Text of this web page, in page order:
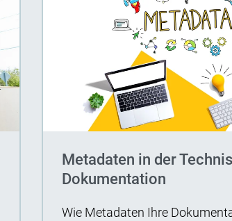
Metadaten in der
Dokumentation
Wie Metadaten Ihre